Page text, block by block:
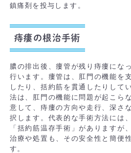
鎮痛剤を投与します。
痔瘻の根治手術
膿の排出後、瘻管が残り痔瘻にな
行います。瘻管は、肛門の機能を
したり、括約筋を貫通したりして
法は、肛門の機能に問題が起こら
意して、痔瘻の方向や走行、深さ
択します。代表的な手術方法には
「括約筋温存手術」がありますが
治療や処置も、その安全性と簡便
す。